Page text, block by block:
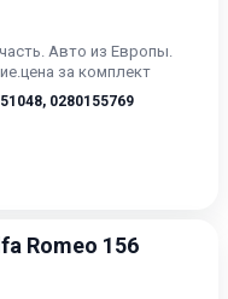
Авто из Европы.
за комплект
, 0280155769
Romeo 156